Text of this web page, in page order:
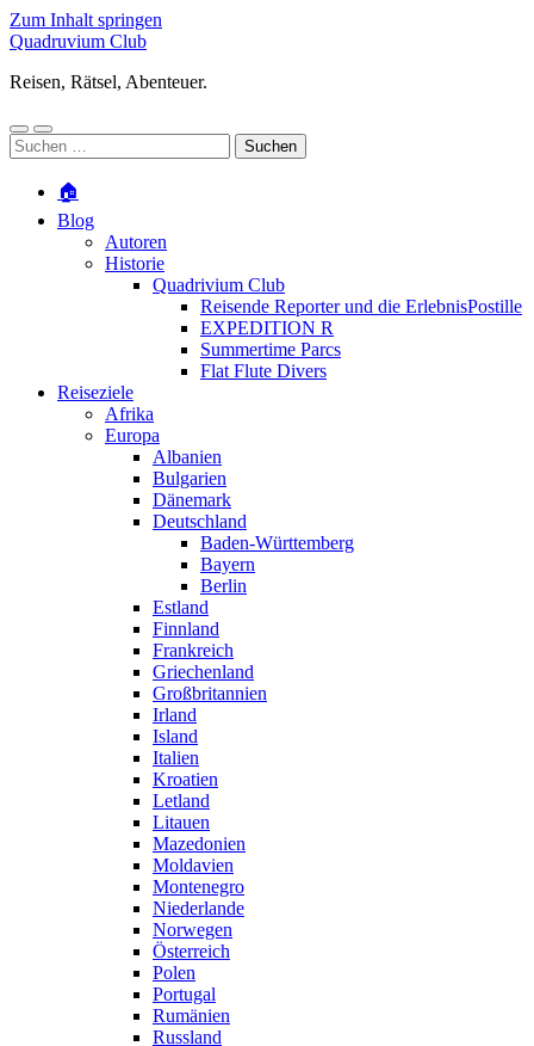
Zum Inhalt springen
Quadruvium Club
Reisen, Rätsel, Abenteuer.
Mobile-
Menü
Suchfeld
ein-/ausblenden
Suchen
nach:
🏠
Blog
Autoren
Historie
Quadrivium Club
Reisende Reporter und die ErlebnisPostille
EXPEDITION R
Summertime Parcs
Flat Flute Divers
Reiseziele
Afrika
Europa
Albanien
Bulgarien
Dänemark
Deutschland
Baden-Württemberg
Bayern
Berlin
Estland
Finnland
Frankreich
Griechenland
Großbritannien
Irland
Island
Italien
Kroatien
Letland
Litauen
Mazedonien
Moldavien
Montenegro
Niederlande
Norwegen
Österreich
Polen
Portugal
Rumänien
Russland